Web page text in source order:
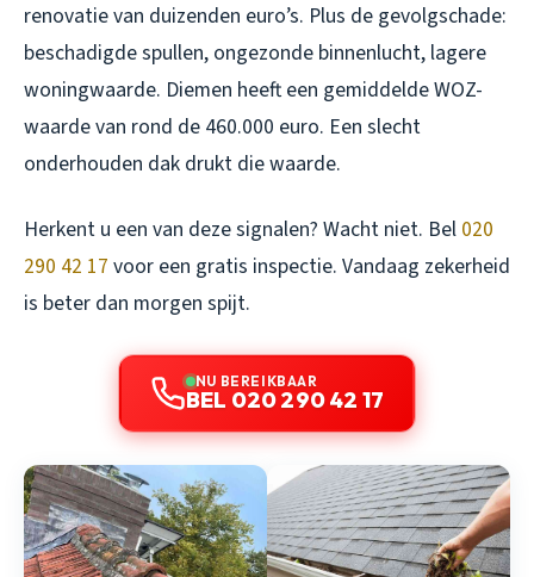
renovatie van duizenden euro’s. Plus de gevolgschade:
beschadigde spullen, ongezonde binnenlucht, lagere
woningwaarde. Diemen heeft een gemiddelde WOZ-
waarde van rond de 460.000 euro. Een slecht
onderhouden dak drukt die waarde.
Herkent u een van deze signalen? Wacht niet. Bel 020
290 42 17 voor een gratis inspectie. Vandaag zekerheid
is beter dan morgen spijt.
NU BEREIKBAAR
BEL 020 290 42 17